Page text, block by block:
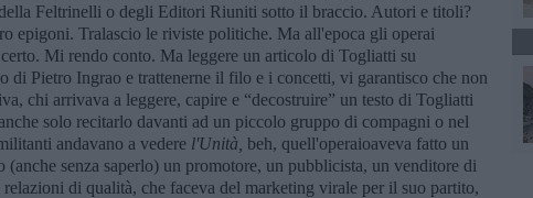
Feltrinelli o degli Editori Riuniti sotto il braccio. Autori e titoli?
epigoni. Tralascio le riviste politiche. Ma all'epoca gli operai
Mi rendo conto. Ma leggere un articolo di Togliatti su
di Pietro Ingrao e trattenerne il filo e i concetti, vi garantisco che non
chi arrivava a leggere, capire e “decostruire” un testo di Togliatti
solo recitarlo davanti ad un piccolo gruppo di compagni o nel
andavano a vedere l'Unità, beh, quell'operaioaveva fatto un
(anche senza saperlo) un promotore, un pubblicista, un venditore di
di qualità, che faceva del marketing virale per il suo partito,